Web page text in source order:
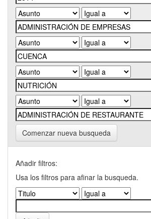
Comenzar nueva busqueda
Añadir filtros:
Usa los filtros para afinar la busqueda.